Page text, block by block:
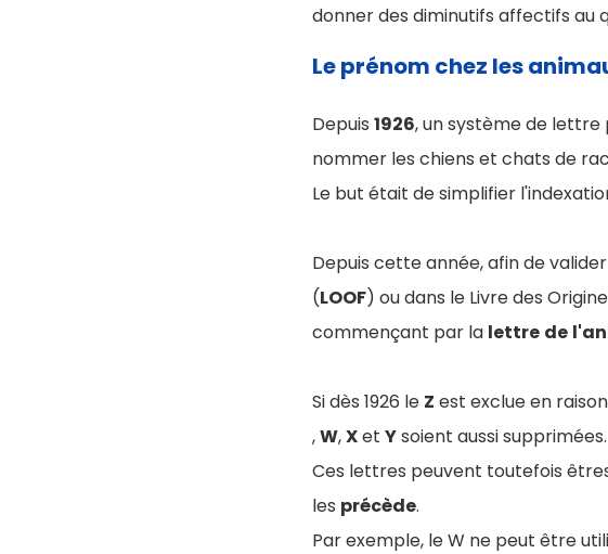
donner des diminutifs affectifs au
Le prénom chez les
Depuis 1926, un système de
nommer les chiens et chats de
Le but était de simplifier
Depuis cette année, afin de
(LOOF) ou dans le Livre des
commençant par la lettre de
Si dès 1926 le Z est exclue en
,W,Xet Ysoient aussi supprimées.
Ces lettres peuvent toutefois
les précède.
Par exemple, le W ne peut être